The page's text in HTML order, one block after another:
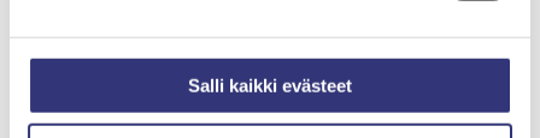
Salli kaikki evästeet
Huolto
Huollon päivystys – vain kiireelliset ilmoitukset